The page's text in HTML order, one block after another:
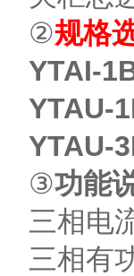
②规格
YTAI-
YTAU-
YTAU-
③功能
三相电
三相有